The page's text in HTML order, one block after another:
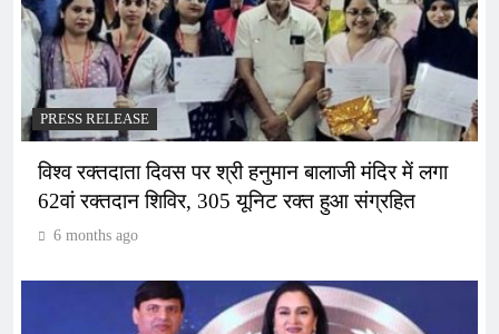
PRESS RELEASE
विश्व रक्तदाता दिवस पर श्री हनुमान बालाजी मंदिर में लगा
62वां रक्तदान शिविर, 305 यूनिट रक्त हुआ संग्रहित
6 months ago